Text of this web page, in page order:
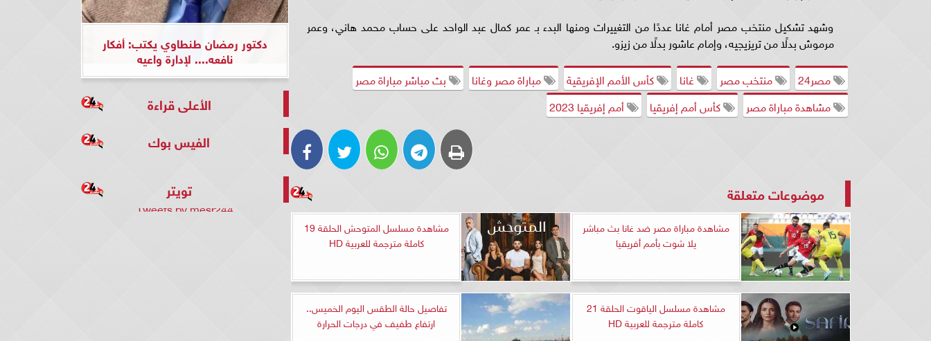
وشهد تشكيل منتخب مصر أمام غانا عددًا من التغييرات ومنها البدء بـ عمر كمال عبد الواحد على حساب محمد هاني، وعمر
مرموش بدلًا من تريزيجيه، وإمام عاشور بدلًا من زيزو.
مصر24
منتخب مصر غانا كأس الأمم الإفريقية مباراة مصر وغانا
بث مباشر مباراة مصر
مشاهدة مباراة مصر
كأس أمم إفريقيا أمم إفريقيا 2023
موضوعات متعلقة
مشاهدة مباراة مصر ضد غانا بث مباشر
يلا شوت بأمم أفريقيا
مشاهدة مسلسل المتوحش الحلقة 19
كاملة مترجمة للعربية HD
مشاهدة مسلسل الياقوت الحلقة 21
كاملة مترجمة للعربية HD
تفاصيل حالة الطقس اليوم الخميس..
ارتفاع طفيف في درجات الحرارة
دكتور رمضان طنطاوي يكتب: أفكار
نافعه.... لإدارة واعيه
الأعلى قراءة
الفيس بوك
تويتر
Tweets by mesr244